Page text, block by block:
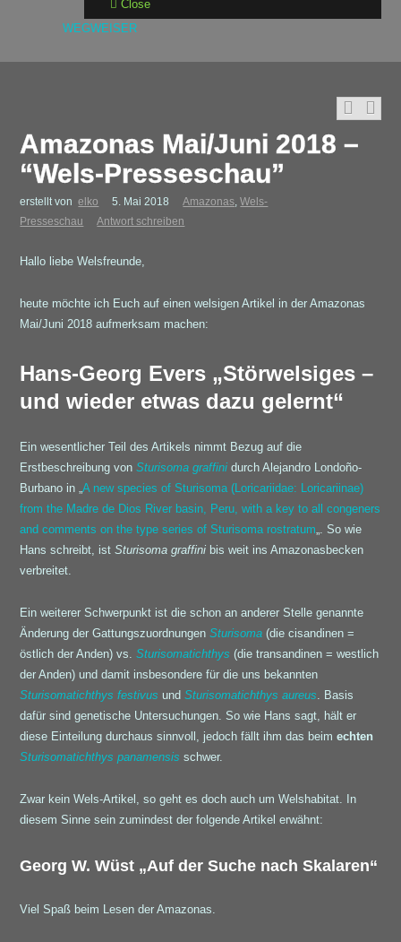
Close
WEGWEISER
Amazonas Mai/Juni 2018 –
“Wels-Presseschau”
erstellt von elko 5. Mai 2018 Amazonas,Wels-
Presseschau
Antwort schreiben
Hallo liebe Welsfreunde,
heute möchte ich Euch auf einen welsigen Artikel in der Amazonas
Mai/Juni 2018 aufmerksam machen:
Hans-Georg Evers „Störwelsiges –
und wieder etwas dazu gelernt“
Ein wesentlicher Teil des Artikels nimmt Bezug auf die
Erstbeschreibung vonSturisoma graffini durch Alejandro Londoño-
Burbano in „A new species of Sturisoma (Loricariidae: Loricariinae)
from the Madre de Dios River basin, Peru, with a key to all congeners
and comments on the type series of Sturisoma rostratum„. So wie
Hans schreibt, istSturisoma graffini bis weit ins Amazonasbecken
verbreitet.
Ein weiterer Schwerpunkt ist die schon an anderer Stelle genannte
Änderung der GattungszuordnungenSturisoma (die cisandinen =
östlich der Anden) vs.Sturisomatichthys (die transandinen = westlich
der Anden) und damit insbesondere für die uns bekannten
Sturisomatichthys festivus undSturisomatichthys aureus. Basis
dafür sind genetische Untersuchungen. So wie Hans sagt, hält er
diese Einteilung durchaus sinnvoll, jedoch fällt ihm das beimechten
Sturisomatichthys panamensis schwer.
Zwar kein Wels-Artikel, so geht es doch auch um Welshabitat. In
diesem Sinne sein zumindest der folgende Artikel erwähnt:
Georg W. Wüst „Auf der Suche nach Skalaren“
Viel Spaß beim Lesen der Amazonas.